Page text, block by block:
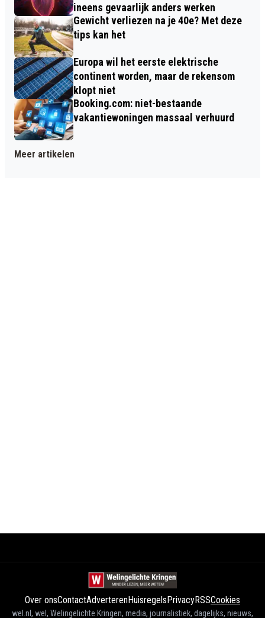
ineens gevaarlijk anders werken
Gewicht verliezen na je 40e? Met deze
tips kan het
Europa wil het eerste elektrische
continent worden, maar de rekensom
klopt niet
Booking.com: niet-bestaande
vakantiewoningen massaal verhuurd
Meer artikelen
Over onsContactAdverterenHuisregelsPrivacyRSSCookies
wel.nl, wel, Welingelichte Kringen, media, journalistiek, dagelijks, nieuws,